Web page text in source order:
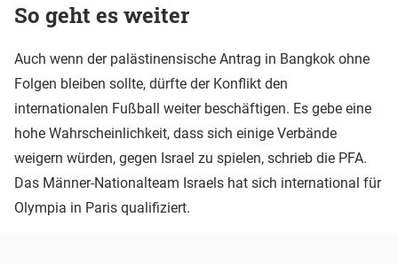
So geht es weiter
Auch wenn der palästinensische Antrag in Bangkok ohne
Folgen bleiben sollte, dürfte der Konflikt den
internationalen Fußball weiter beschäftigen. Es gebe eine
hohe Wahrscheinlichkeit, dass sich einige Verbände
weigern würden, gegen Israel zu spielen, schrieb die PFA.
Das Männer-Nationalteam Israels hat sich international für
Olympia in Paris qualifiziert.